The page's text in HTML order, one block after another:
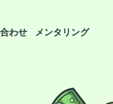
わせ メンタリング